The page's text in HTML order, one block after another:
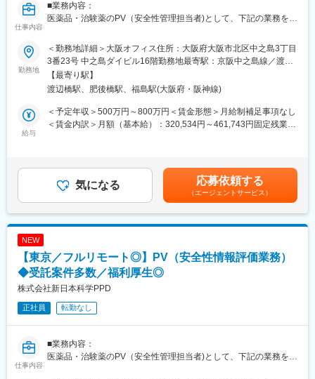
仕事内容
■業務内容：
医薬品・治験薬のPV（安全性管理担当者)として、下記の業務を行
＜具体的な業務内容＞
・主にグローバル治験の安全性情報業務
・治験薬・市販薬の安全性情報管理業務
・安全性情報（グローバル、ローカル案件）の評価
・安全性情報の入力、当局報告書（案）の作成
・PV関連ドキュメントの作成
・経験が豊富なPV経験者が多く在籍しております。当社のPV部門
は、チームワークを重視してプロジェクトに取り組んでおります
ので、安心して働いていただける環境です。
イアントが多いですが、内資企業のプロジェクトもご用意してお
ります。個々人のスキル・ご経験にあわせて担当するプロジェク
トを決定しますのでご安心ください。
■英語について：
Communicationを取ることになります。
勤務地
＜勤務地詳細＞大阪オフィス住所：大阪府大阪市北区中之島3丁目
3番23号 中之島ダイビル16階勤務地最寄駅：京阪中之島線／渡辺
橋駅受動喫煙対策：屋内全面禁煙変更の範囲：会社の定める事業
所（リモートワーク含む）
【最寄り駅】
渡辺橋駅、肥後橋駅、福島駅(大阪府・阪神線)
給与
＜予定年収＞500万円～800万円＜賃金形態＞月給制補足事項なし
＜賃金内訳＞月額（基本給）：320,534円～461,743円固定残業手
＞※年収は賞与を含む目安の金額となっており、経験・能力・前職
給与を考慮し、相談の上決定致します。※毎年3月末に業績に応じ
て業績賞与の支給があります。賃金はあくまでも目安の金額であ
り、選考を通じて上下する可能性があります。月給(月額)は固定手
当を含めた表記です。
気になる 応募依頼する
（エージェントサービス）
NEW
【東京／フルリモート◎】PV（安全性情報評価業務）
◆受託案件多数／福利厚生◎
株式会社新日本科学PPD
正社員 転勤なし
仕事内容
■業務内容：
医薬品・治験薬のPV（安全性管理担当者)として、下記の業務を行